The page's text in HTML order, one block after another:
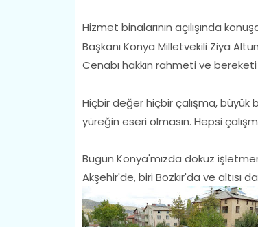
Hizmet binalarının açılışında
Başkanı Konya Milletvekili Ziya
Cenabı hakkın rahmeti ve
Hiçbir değer hiçbir çalışma,
yüreğin eseri olmasın. Hepsi
Bugün Konya'mızda dokuz
Akşehir'de, biri Bozkır'da ve